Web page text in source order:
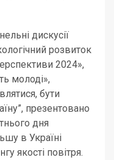
дискусії
розвиток
2024»,
молоді»,
бути
презентовано
дня
в Україні
якості повітря.